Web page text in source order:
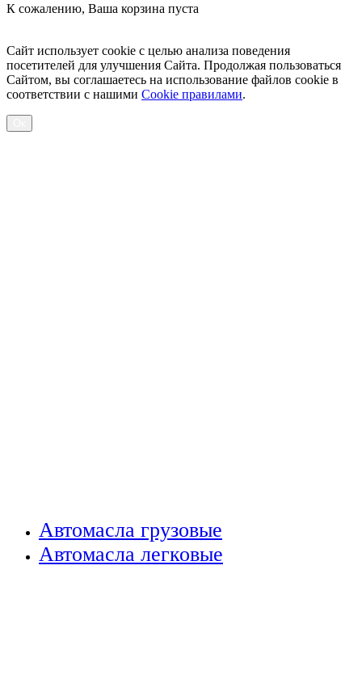
К сожалению, Ваша корзина пуста
Сайт использует cookie с целью анализа поведения
посетителей для улучшения Сайта. Продолжая пользоваться
Сайтом, вы соглашаетесь на использование файлов cookie в
соответствии с нашими Cookiе правилами.
Автомасла грузовые
Автомасла легковые